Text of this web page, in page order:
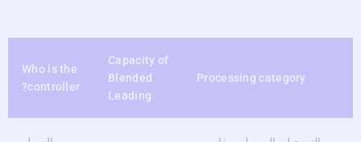
Processing category
Capacity of
Blended
Leading
Who is the
controller?